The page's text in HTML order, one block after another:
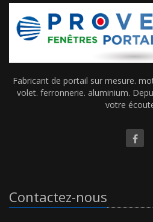
Fabricant de portail sur mesure.
volet. ferronnerie. aluminium.
votre
Contactez-nous